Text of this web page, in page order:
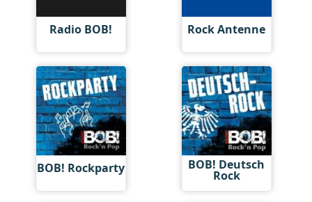
Radio BOB! Rock Antenne
BOB! Rockparty BOB! Deutsch
Rock